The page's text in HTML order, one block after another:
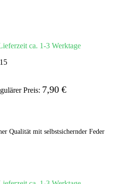
ca. 1-3 Werktage
Preis: 7,90 €
Qualität mit selbstsichernder Feder